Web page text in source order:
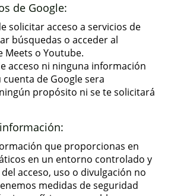
de Google:
solicitar acceso a servicios de
búsquedas o acceder al
Meets o Youtube.
acceso ni ninguna información
de Google sera
propósito ni se te solicitará
que proporcionas en
en un entorno controlado y
acceso, uso o divulgación no
medidas de seguridad